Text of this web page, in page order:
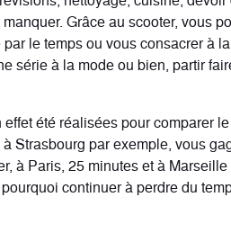
Grâce au scooter, vous
le temps ou vous consacrer à
série à la mode ou bien, partir
été réalisées pour comparer
Strasbourg par exemple, vous
à Paris, 25 minutes et à
continuer à perdre du